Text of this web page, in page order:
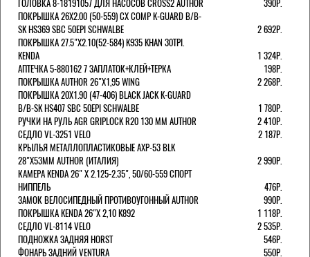
ГОЛОВКА 8-18191057 ДЛЯ НАСОСОВ CROSS2 AUTHOR
390Р.
ПОКРЫШКА 26X2.00 (50-559) CX COMP K-GUARD B/B-
SK HS369 SBC 50EPI SCHWALBE
2 692Р.
ПОКРЫШКА 27.5"Х2.10(52-584) K935 KHAN 30TPI.
KENDA
1 324Р.
АПТЕЧКА 5-880162 7 ЗАПЛАТОК+КЛЕЙ+ТЕРКА
198Р.
ПОКРЫШКА AUTHOR 26"Х1,95 WING
2 268Р.
ПОКРЫШКА 20X1.90 (47-406) BLACK JACK K-GUARD
B/B-SK HS407 SBC 50EPI SCHWALBE
1 780Р.
РУЧКИ НА РУЛЬ AGR GRIPLOCK R20 130 ММ AUTHOR
2 410Р.
СЕДЛО VL-3251 VELO
2 187Р.
КРЫЛЬЯ МЕТАЛЛОПЛАСТИКОВЫЕ AXP-53 BLK
28"Х53ММ AUTHOR (ИТАЛИЯ)
2 990Р.
КАМЕРА KENDA 26" Х 2.125-2.35", 50/60-559 СПОРТ
НИППЕЛЬ
476Р.
ЗАМОК ВЕЛОСИПЕДНЫЙ ПРОТИВОУГОННЫЙ AUTHOR
990Р.
ПОКРЫШКА KENDA 26"Х 2,10 K892
1 118Р.
СЕДЛО VL-8114 VELO
2 535Р.
ПОДНОЖКА ЗАДНЯЯ HORST
546Р.
ФОНАРЬ ЗАДНИЙ VENTURA
550Р.